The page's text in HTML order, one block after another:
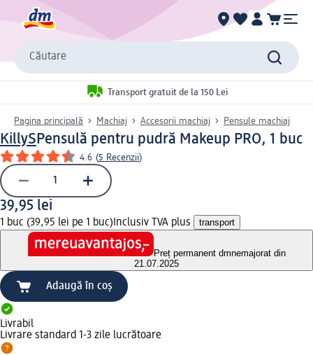
Căutare
Transport gratuit de la 150 Lei
Pagina principală Machiaj Accesorii machiaj Pensule machiaj
KillySPensulă pentru pudră Makeup PRO, 1 buc
4.6 (5 Recenzii)
39,95 lei
1 buc (39,95 lei pe 1 buc) Inclusiv TVA plus transport
Preț permanent dmnemajorat din
21.07.2025
Adaugă în coș
Livrabil
Livrare standard 1-3 zile lucrătoare